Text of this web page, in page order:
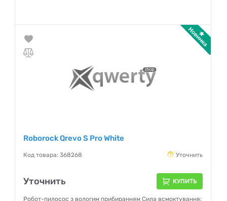
Roborock Qrevo S Pro White
Код товара: 368268 Уточнить
Уточнить КУПИТЬ
Робот-пилосос з вологим прибиранням Сила всмоктування: